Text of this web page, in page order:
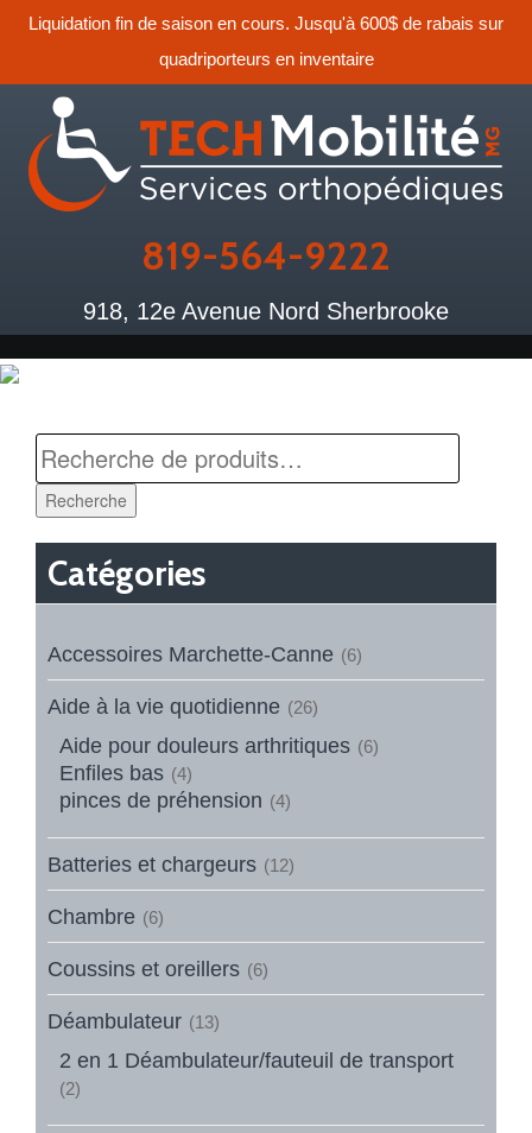
Liquidation fin de saison en cours. Jusqu'à 600$ de rabais sur
quadriporteurs en inventaire
819-564-9222
918, 12e Avenue Nord Sherbrooke
Recherche
Catégories
Accessoires Marchette-Canne (6)
Aide à la vie quotidienne (26)
Aide pour douleurs arthritiques (6)
Enfiles bas (4)
pinces de préhension (4)
Batteries et chargeurs (12)
Chambre (6)
Coussins et oreillers (6)
Déambulateur (13)
2 en 1 Déambulateur/fauteuil de transport
(2)